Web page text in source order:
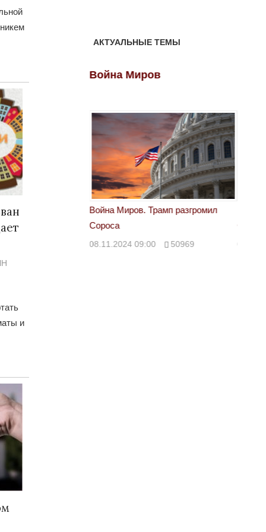
и
АКТУАЛЬНЫЕ ТЕМЫ
разгромил
Война Миров
Война Миров. Трамп разгромил
Сороса
08.11.2024 09:00 50969